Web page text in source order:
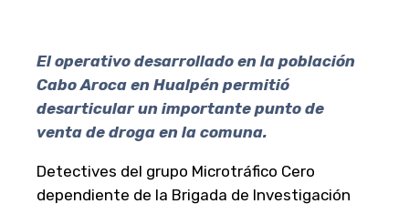
El operativo desarrollado en la población
Cabo Aroca en Hualpén permitió
desarticular un importante punto de
venta de droga en la comuna.
Detectives del grupo Microtráfico Cero
dependiente de la Brigada de Investigación